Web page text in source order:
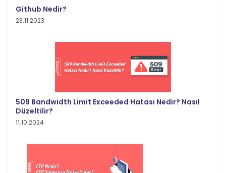
Github Nedir?
23.11.2023
509 Bandwidth Limit Exceeded Hatası Nedir? Nasıl
Düzeltilir?
11.10.2024